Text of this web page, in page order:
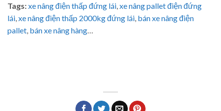
Tags:xe nâng điện thấp đứng lái xe nâng pallet điện đứng
lái xe nâng điện thấp 2000kg đứng lái bán xe nâng điện
pallet bán xe nâng hàng